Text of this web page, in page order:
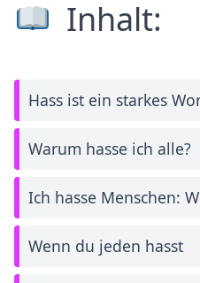
Inhalt:
Hass ist ein starkes
Warum hasse ich alle?
Ich hasse Menschen:
Wenn du jeden hasst